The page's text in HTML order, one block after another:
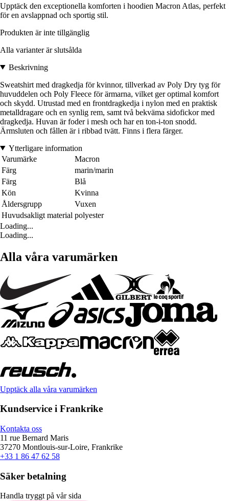
Upptäck den exceptionella komforten i hoodien Macron Atlas, perfekt
för en avslappnad och sportig stil.
Produkten är inte tillgänglig
Alla varianter är slutsålda
Beskrivning
Sweatshirt med dragkedja för kvinnor, tillverkad av Poly Dry tyg för
huvuddelen och Poly Fleece för ärmarna, vilket ger optimal komfort
och skydd. Utrustad med en frontdragkedja i nylon med en praktisk
metalldragare och en synlig rem, samt två bekväma sidofickor med
dragkedja. Huvan är foder i mesh och har en ton-i-ton snodd.
Ärmsluten och fållen är i ribbad tvätt. Finns i flera färger.
Ytterligare information
Varumärke
Macron
Färg
marin/marin
Färg
Blå
Kön
Kvinna
Åldersgrupp
Vuxen
Huvudsakligt material polyester
Loading...
Loading...
Alla våra varumärken
Upptäck alla våra varumärken
Kundservice i Frankrike
Kontakta oss
11 rue Bernard Maris
37270 Montlouis-sur-Loire, Frankrike
+33 1 86 47 62 58
Säker betalning
Handla tryggt på vår sida